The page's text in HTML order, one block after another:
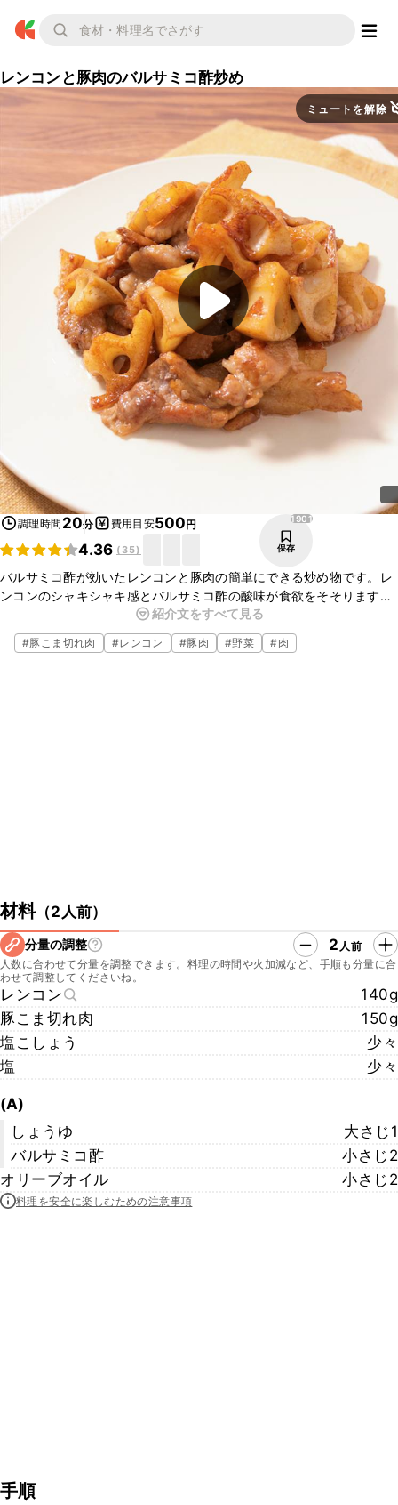
レンコンと豚肉のバルサミコ酢炒め
ミュートを解除
調理時間 20分 費用目安500円
4.36 ( 35)
1901
保存
バルサミコ酢が効いたレンコンと豚肉の簡単にできる炒め物です。レ
ンコンのシャキシャキ感とバルサミコ酢の酸味が食欲をそそります。
ごはんとの相性も良いのでおかずとしてもおすすめですよ。是非、お
試しください。
紹介文をすべて見る
#豚こま切れ肉 #レンコン #豚肉 #野菜 #肉
材料（2人前）
分量の調整 2 人前
人数に合わせて分量を調整できます。料理の時間や火加減など、手順も分量に合
わせて調整してくださいね。
レンコン
140g
豚こま切れ肉
150g
塩こしょう
少々
塩
少々
(A)
しょうゆ
大さじ1
バルサミコ酢
小さじ2
オリーブオイル
小さじ2
料理を安全に楽しむための注意事項
手順